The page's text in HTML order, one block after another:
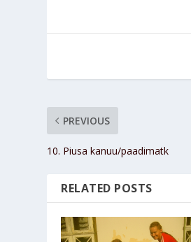
PREVIOUS
10. Piusa kanuu/paadimatk
RELATED POSTS